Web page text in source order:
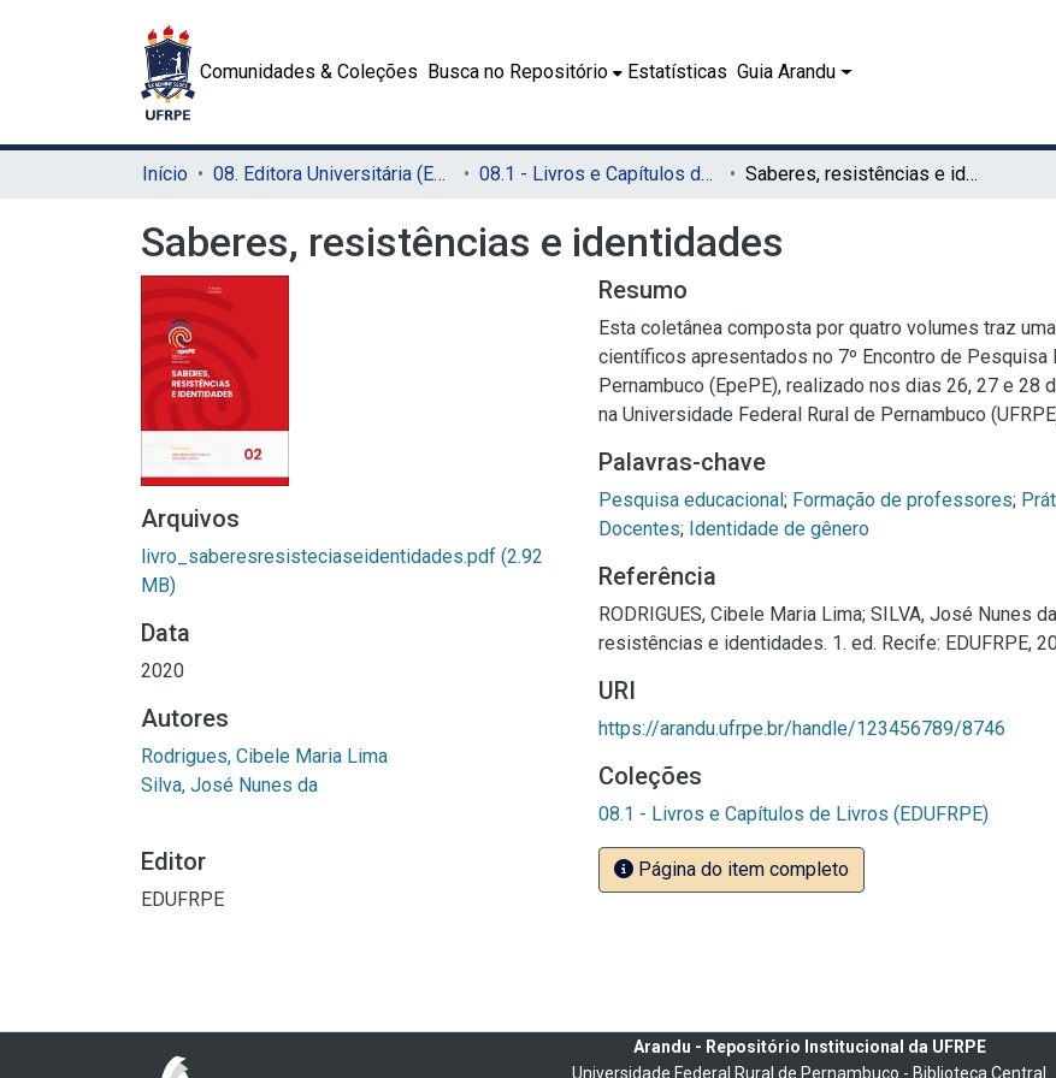
Comunidades & Coleções Busca no Repositório Estatísticas Guia Arandu
Início 08. Editora Universitária (EDUFRPE) 08.1 - Livros e Capítulos de Livros (EDUFRPE) Saberes, resistências e identidades
Saberes, resistências e identidades
Arquivos
livro_saberesresisteciaseidentidades.pdf (2.92
MB)
Data
2020
Autores
Rodrigues, Cibele Maria Lima
Silva, José Nunes da
Editor
EDUFRPE
Resumo
Esta coletânea composta por quatro volumes traz
científicos apresentados no 7º Encontro de Pesquisa
Pernambuco (EpePE), realizado nos dias 26, 27 e 28
na Universidade Federal Rural de Pernambuco
Palavras-chave
Pesquisa educacional; Formação de professores;
Docentes; Identidade de gênero
Referência
RODRIGUES, Cibele Maria Lima; SILVA, José Nunes
resistências e identidades. 1. ed. Recife: EDUFRPE,
URI
https://arandu.ufrpe.br/handle/123456789/8746
Coleções
08.1 - Livros e Capítulos de Livros (EDUFRPE)
Página do item completo
Arandu - Repositório Institucional da UFRPE
Universidade Federal Rural de Pernambuco - Biblioteca Central